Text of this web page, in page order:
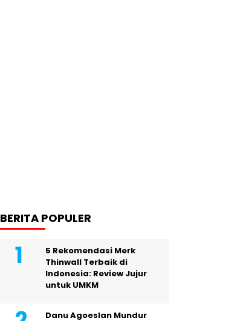
BERITA POPULER
5 Rekomendasi Merk
Thinwall Terbaik di
Indonesia: Review Jujur
untuk UMKM
Danu Agoeslan Mundur